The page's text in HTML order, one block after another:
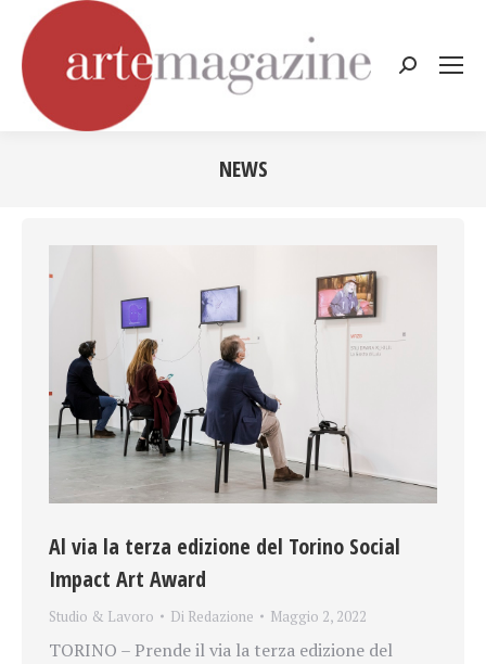
Cerca:
NEWS
Al via la terza edizione del Torino Social
Impact Art Award
Studio & Lavoro Di Redazione Maggio 2, 2022
TORINO – Prende il via la terza edizione del